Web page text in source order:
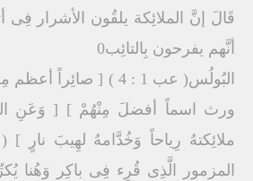
قَالَ إنَّ الملائِكة يلقُون الأشرار فِى
أنَّهم يفرحون بِالتائِب0
البُولُس( عب 1 : 4 ) [
ورث اسماً أفضلَ مِنْهُمْ ] [ وَعَنِ
المزمور الَّذِى قُرِء فِى باكِر وَهُنا